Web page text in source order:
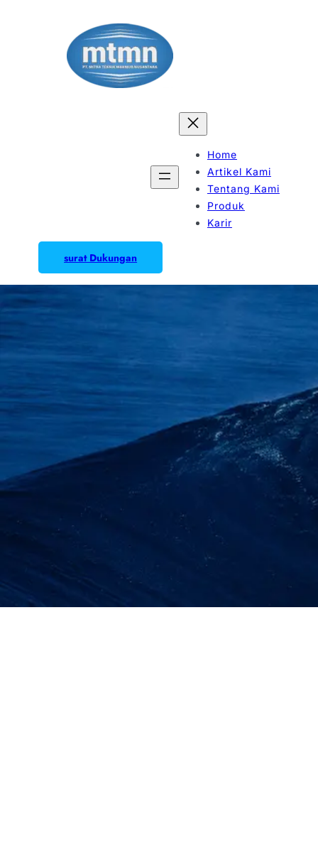
Home
Artikel Kami
Tentang Kami
Produk
Karir
surat Dukungan